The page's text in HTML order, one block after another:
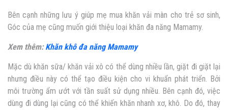
Bên cạnh những lưu ý giúp mẹ mua khăn vải màn cho trẻ sơ sinh,
Góc của mẹ cũng muốn giới thiệu loại khăn đa năng Mamamy.
Xem thêm:Khăn khô đa năng Mamamy
Mặc dù khăn sữa/ khăn vải xô có thể dùng nhiều lần, giặt đi giặt lại
nhưng điều này có thể tạo điều kiện cho vi khuẩn phát triển. Bởi
môi trường ẩm ướt với tần suất sử dụng nhiều. Bên cạnh đó, việc
dùng đi dùng lại cũng có thể khiến khăn nhanh xơ, khô. Do đó, thay